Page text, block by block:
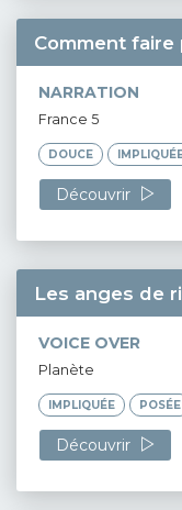
Comment
NARRATION
France 5
DOUCE
Découvrir
Les anges de
VOICE OVER
Planète
IMPLIQUÉE POSÉE
Découvrir